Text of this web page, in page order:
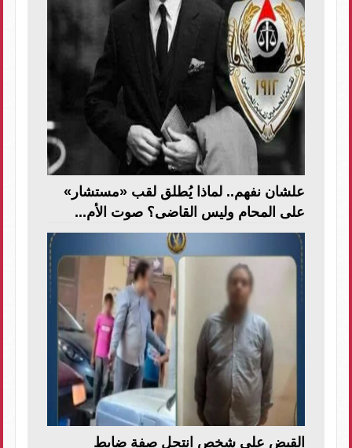
علشان نفهم.. لماذا يُطلق لقب «مستشار»
على المحام وليس القاضى؟ صوت الأم...
القبض على شخص انتحل صفة ضابط